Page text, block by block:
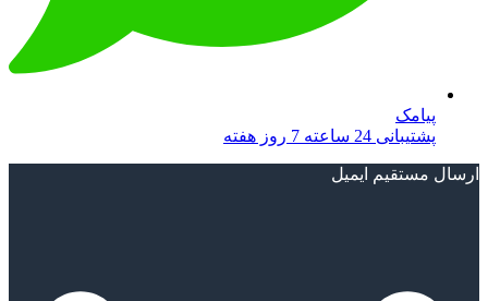
پیامک
پشتیبانی 24 ساعته 7 روز هفته
ارسال مستقیم ایمیل